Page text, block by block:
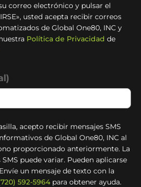
correo electrónico y pulsar el
usted acepta recibir correos
de Global One80, INC y
Política de Privacidad de
acepto recibir mensajes SMS
de Global One80, INC al
proporcionado anteriormente. La
puede variar. Pueden aplicarse
un mensaje de texto con la
592-5964 para obtener ayuda.